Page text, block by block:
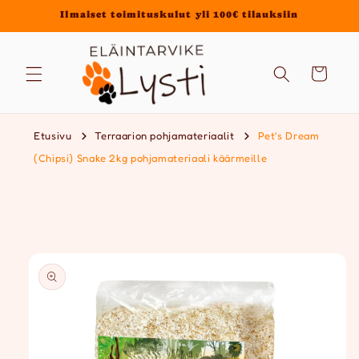
sisältöön
Ilmaiset toimituskulut yli 100€ tilauksiin
Ostoskori
Etusivu Terraarion pohjamateriaalit
Pet's Dream
(Chipsi) Snake 2kg pohjamateriaali käärmeille